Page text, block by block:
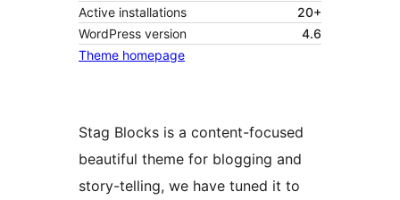
Active installations
20+
WordPress version
4.6
Theme homepage
Stag Blocks is a content-focused
beautiful theme for blogging and
story-telling, we have tuned it to